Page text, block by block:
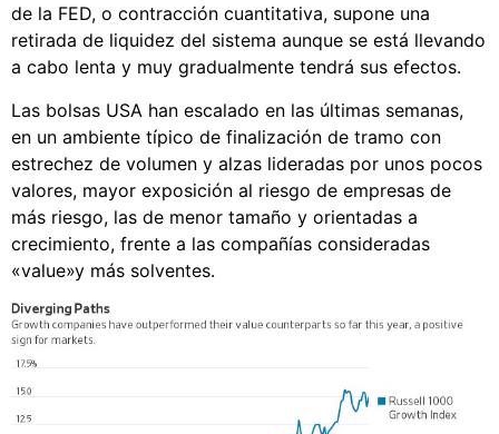
de la FED, o contracción cuantitativa, supone una
retirada de liquidez del sistema aunque se está llevando
a cabo lenta y muy gradualmente tendrá sus efectos.
Las bolsas USA han escalado en las últimas semanas,
en un ambiente típico de finalización de tramo con
estrechez de volumen y alzas lideradas por unos pocos
valores, mayor exposición al riesgo de empresas de
más riesgo, las de menor tamaño y orientadas a
crecimiento, frente a las compañías consideradas
«value»y más solventes.